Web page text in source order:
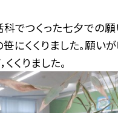
でつくった七夕での願
にくくりました。願い
くりました。